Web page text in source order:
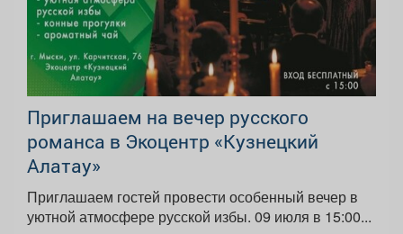
Приглашаем на вечер русского
романса в Экоцентр «Кузнецкий
Алатау»
Приглашаем гостей провести особенный вечер в
уютной атмосфере русской избы. 09 июля в 15:00...